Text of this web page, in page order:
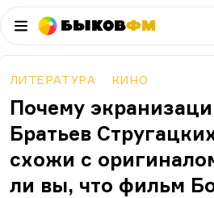
БыковФМ
ЛИТЕРАТУРА КИНО
Почему
Братьев
схожи с
ли вы, что фильм